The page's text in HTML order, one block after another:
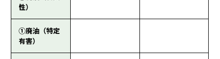
性）
①廃油（特定
有害）